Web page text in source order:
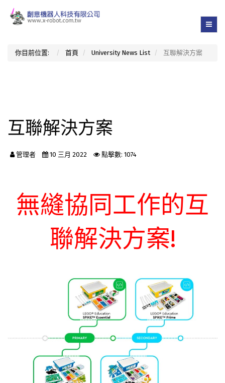
你目前位置: 首頁 University News List 互聯解決方案
互聯解決方案
管理者 10 三月 2022 點擊數: 1074
無縫協同工作的互
聯解決方案!